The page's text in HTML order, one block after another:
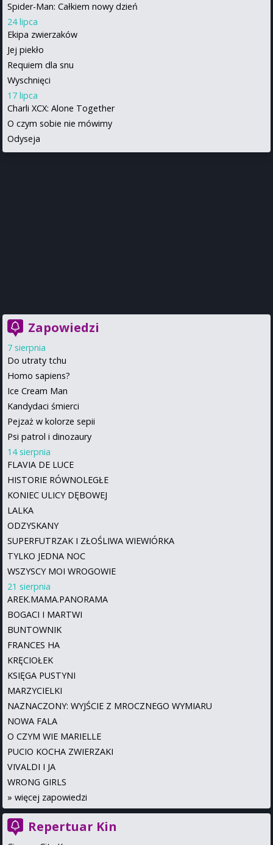
Spider-Man: Całkiem nowy dzień
24 lipca
Ekipa zwierzaków
Jej piekło
Requiem dla snu
Wyschnięci
17 lipca
Charli XCX: Alone Together
O czym sobie nie mówimy
Odyseja
Zapowiedzi
7 sierpnia
Do utraty tchu
Homo sapiens?
Ice Cream Man
Kandydaci śmierci
Pejzaż w kolorze sepii
Psi patrol i dinozaury
14 sierpnia
FLAVIA DE LUCE
HISTORIE RÓWNOLEGŁE
KONIEC ULICY DĘBOWEJ
LALKA
ODZYSKANY
SUPERFUTRZAK I ZŁOŚLIWA WIEWIÓRKA
TYLKO JEDNA NOC
WSZYSCY MOI WROGOWIE
21 sierpnia
AREK.MAMA.PANORAMA
BOGACI I MARTWI
BUNTOWNIK
FRANCES HA
KRĘCIOŁEK
KSIĘGA PUSTYNI
MARZYCIELKI
NAZNACZONY: WYJŚCIE Z MROCZNEGO WYMIARU
NOWA FALA
O CZYM WIE MARIELLE
PUCIO KOCHA ZWIERZAKI
VIVALDI I JA
WRONG GIRLS
» więcej zapowiedzi
Repertuar Kin